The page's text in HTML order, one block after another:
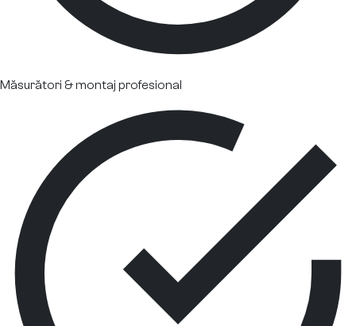
Măsurători & montaj profesional